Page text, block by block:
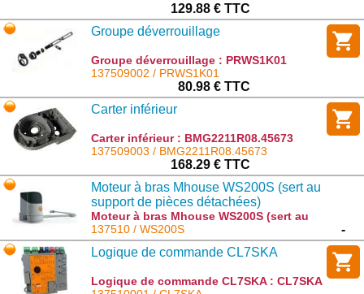
129.88 € TTC
Groupe déverrouillage
Groupe déverrouillage : PRWS1K01
137509002 / PRWS1K01
80.98 € TTC
Carter inférieur
Carter inférieur : BMG2211R08.45673
137509003 / BMG2211R08.45673
168.29 € TTC
Moteur à bras Mhouse WS200S (sert au
support de pièces détachées)
Moteur à bras Mhouse WS200S (sert au
support de pièces détachées) : WS200S
137510 / WS200S
-
Logique de commande CL7SKA
Logique de commande CL7SKA : CL7SKA